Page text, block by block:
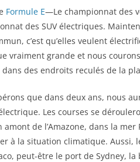
Formule E—Le championnat des
des SUV électriques.
c’est qu’elles veulent
vraiment grande et nous
des endroits reculés de la
que dans deux ans, nous
Les courses se
de l’Amazone, dans la
à la situation climatique. Aussi,
peut-être le port de Sydney, la